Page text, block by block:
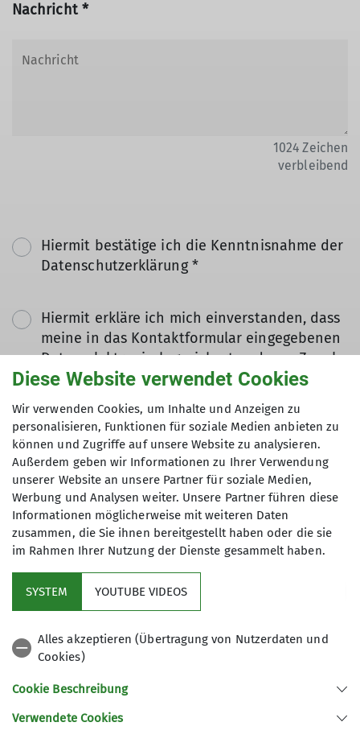
Nachricht *
1024 Zeichen
verbleibend
Hiermit bestätige ich die Kenntnisnahme der
Datenschutzerklärung *
Hiermit erkläre ich mich einverstanden, dass
meine in das Kontaktformular eingegebenen
Daten elektronisch gesichert und zum Zweck
der Kontaktaufnahme verarbeitet und
meine Einwilligung jederzeit wiederrufen
kann. *
Mit (*) markierte Felder
sind Pflichtfelder
Absenden
Diese Website verwendet Cookies
Wir verwenden Cookies, um Inhalte und Anzeigen zu
personalisieren, Funktionen für soziale Medien anbieten zu
können und Zugriffe auf unsere Website zu analysieren.
Außerdem geben wir Informationen zu Ihrer Verwendung
unserer Website an unsere Partner für soziale Medien,
Werbung und Analysen weiter. Unsere Partner führen diese
Informationen möglicherweise mit weiteren Daten
zusammen, die Sie ihnen bereitgestellt haben oder die sie
im Rahmen Ihrer Nutzung der Dienste gesammelt haben.
SYSTEM YOUTUBE VIDEOS
Alles akzeptieren (Übertragung von Nutzerdaten und
Cookies)
Cookie Beschreibung
Verwendete Cookies